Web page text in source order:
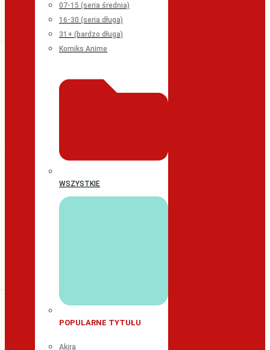
07-15 (seria średnia)
16-30 (seria długa)
31+ (bardzo długa)
Komiks Anime
WSZYSTKIE
POPULARNE TYTUŁU
Akira